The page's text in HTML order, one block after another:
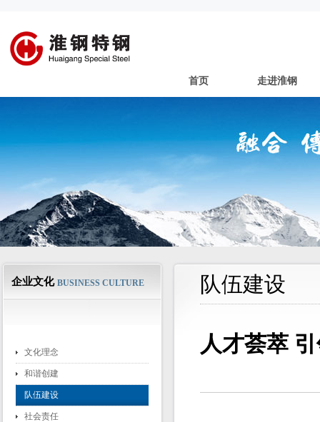
首页 走进淮钢
企业文化 BUSINESS CULTURE
文化理念
和谐创建
队伍建设
社会责任
队伍建设
人才荟萃